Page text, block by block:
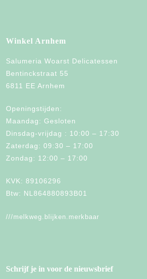
Winkel Arnhem
Salumeria Woarst Delicatessen
Bentinckstraat 55
6811 EE Arnhem
Openingstijden:
Maandag: Gesloten
Dinsdag-vrijdag : 10:00 – 17:30
Zaterdag: 09:30 – 17:00
Zondag: 12:00 – 17:00
KVK: 89106296
Btw: NL864880893B01
///melkweg.blijken.merkbaar
Schrijf je in voor de nieuwsbrief